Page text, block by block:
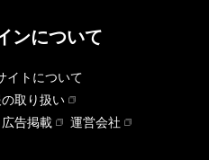
ンについて
イトについて
取り扱い
広告掲載
運営会社